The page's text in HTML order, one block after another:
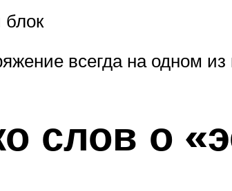
всегда на одном
слов о